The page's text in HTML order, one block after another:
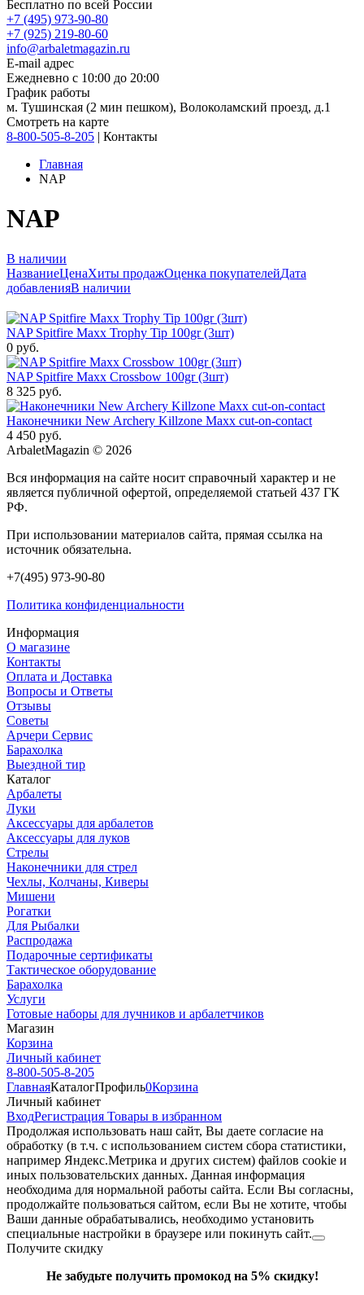
Бесплатно по всей России
+7 (495) 973-90-80
+7 (925) 219-80-60
info@arbaletmagazin.ru
E-mail адрес
Ежедневно с 10:00 до 20:00
График работы
м. Тушинская (2 мин пешком), Волоколамский проезд, д.1
Смотреть на карте
8-800-505-8-205 | Контакты
Главная
NAP
NAP
В наличии
НазваниеЦенаХиты продажОценка покупателейДата
добавленияВ наличии
NAP Spitfire Maxx Trophy Tip 100gr (3шт)
0 руб.
NAP Spitfire Maxx Crossbow 100gr (3шт)
8 325 руб.
Наконечники New Archery Killzone Maxx cut-on-contact
4 450 руб.
ArbaletMagazin © 2026
Вся информация на сайте носит справочный характер и не
является публичной офертой, определяемой статьей 437 ГК
РФ.
При использовании материалов сайта, прямая ссылка на
источник обязательна.
+7(495) 973-90-80
Политика конфиденциальности
Информация
О магазине
Контакты
Оплата и Доставка
Вопросы и Ответы
Отзывы
Советы
Арчери Сервис
Барахолка
Выездной тир
Каталог
Арбалеты
Луки
Аксессуары для арбалетов
Аксессуары для луков
Стрелы
Наконечники для стрел
Чехлы, Колчаны, Киверы
Мишени
Рогатки
Для Рыбалки
Распродажа
Подарочные сертификаты
Тактическое оборудование
Барахолка
Услуги
Готовые наборы для лучников и арбалетчиков
Магазин
Корзина
Личный кабинет
8-800-505-8-205
ГлавнаяКаталогПрофиль0Корзина
Личный кабинет
ВходРегистрация Товары в избранном
Продолжая использовать наш cайт, Вы даете согласие на
обработку (в т.ч. с использованием систем сбора статистики,
например Яндекс.Метрика и других систем) файлов cookie и
иных пользовательских данных. Данная информация
необходима для нормальной работы сайта. Если Вы согласны,
продолжайте пользоваться сайтом, если Вы не хотите, чтобы
Ваши данные обрабатывались, необходимо установить
специальные настройки в браузере или покинуть сайт.
Получите скидку
Не забудьте получить промокод на 5% скидку!